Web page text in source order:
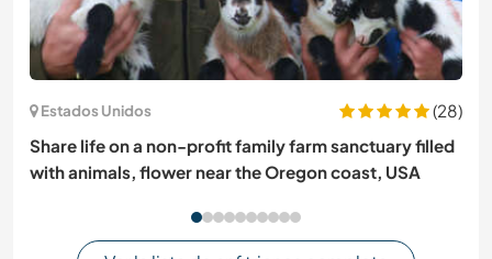
Estados Unidos
(28)
Share life on a non-profit family farm sanctuary filled
with animals, flower near the Oregon coast, USA